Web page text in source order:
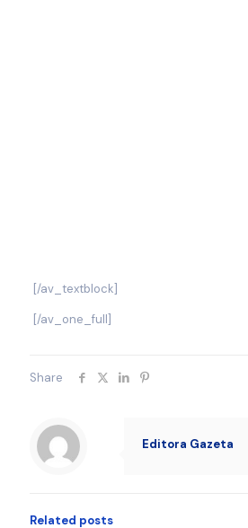
[/av_textblock]
[/av_one_full]
Share
Editora Gazeta
Related posts